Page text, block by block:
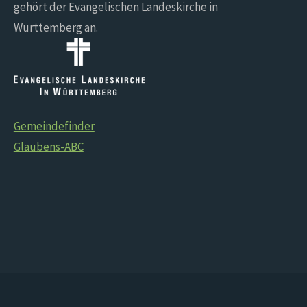
gehört der Evangelischen Landeskirche in
Württemberg an.
Gemeindefinder
Glaubens-ABC